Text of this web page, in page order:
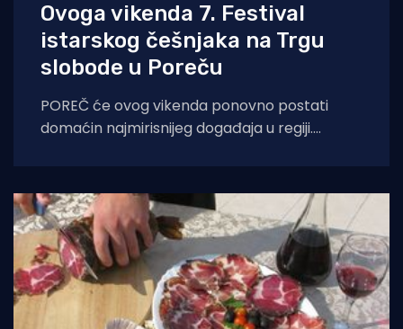
Ovoga vikenda 7. Festival
istarskog češnjaka na Trgu
slobode u Poreču
POREČ će ovog vikenda ponovno postati
domaćin najmirisnijeg događaja u regiji.